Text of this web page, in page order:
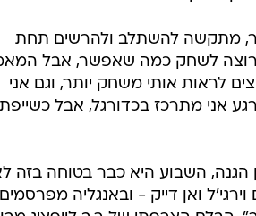
מתקשה להשתלב ולהרשים תחת
רוצה לשחק כמה שאפשר, אבל
לראות אותי משחק יותר, וגם אני
אני מתרכז בכדורגל, אבל
השבוע היא כבר בטוחה בזה
ואן דייק - ובאנגליה